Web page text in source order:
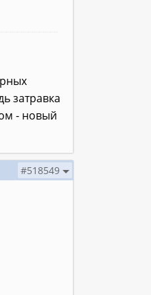
затравка
- новый
#518549